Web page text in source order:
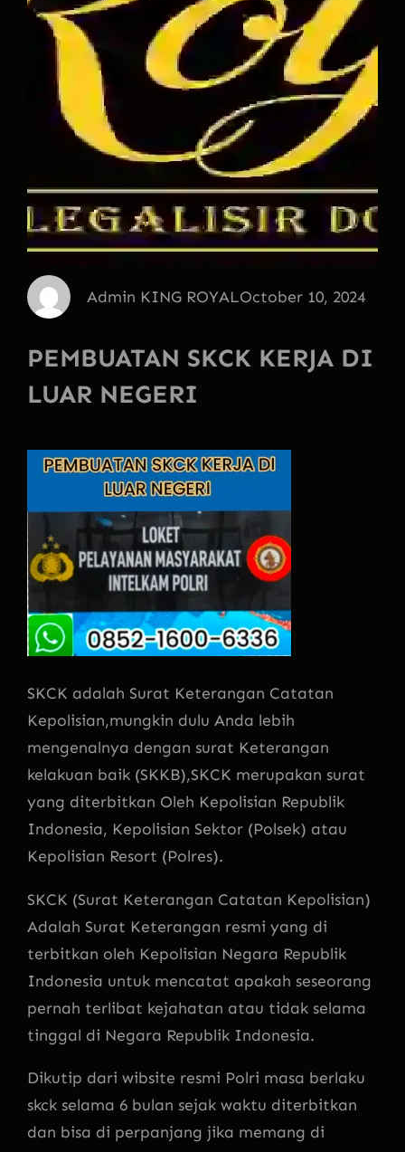
Admin KING ROYALOctober 10, 2024
PEMBUATAN SKCK KERJA DI
LUAR NEGERI
SKCK adalah Surat Keterangan Catatan
Kepolisian,mungkin dulu Anda lebih
mengenalnya dengan surat Keterangan
kelakuan baik (SKKB),SKCK merupakan surat
yang diterbitkan Oleh Kepolisian Republik
Indonesia, Kepolisian Sektor (Polsek) atau
Kepolisian Resort (Polres).
SKCK (Surat Keterangan Catatan Kepolisian)
Adalah Surat Keterangan resmi yang di
terbitkan oleh Kepolisian Negara Republik
Indonesia untuk mencatat apakah seseorang
pernah terlibat kejahatan atau tidak selama
tinggal di Negara Republik Indonesia.
Dikutip dari wibsite resmi Polri masa berlaku
skck selama 6 bulan sejak waktu diterbitkan
dan bisa di perpanjang jika memang di